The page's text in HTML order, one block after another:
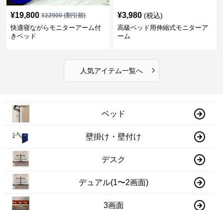
¥19,800 ¥22900(割引前)
快適寝ながらモニターアーム付
きベッド
¥3,980 (税込)
高級ベッド用伸縮式モニターア
ーム
人気アイテム一覧へ ›
ベッド
壁掛け・壁付け
デスク
デュアル(1〜2画面)
3画面